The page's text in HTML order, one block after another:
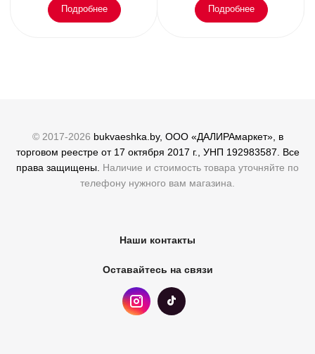
Подробнее Подробнее
© 2017-2026 bukvaeshka.by, ООО «ДАЛИРАмаркет», в
торговом реестре от 17 октября 2017 г., УНП 192983587. Все
права защищены. Наличие и стоимость товара уточняйте по
телефону нужного вам магазина.
Наши контакты
Оставайтесь на связи